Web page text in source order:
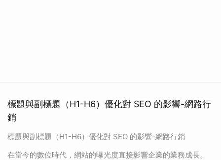
標題與副標題（H1-H6）優化對 SEO 的影響-網路行
銷
標題與副標題（H1-H6）優化對 SEO 的影響-網路行銷
在當今的數位時代，網站的曝光度直接影響企業的業務成長。